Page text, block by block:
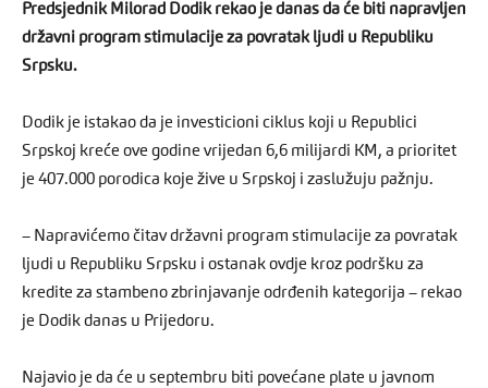
Predsjednik Milorad Dodik rekao je danas da će biti napravljen
državni program stimulacije za povratak ljudi u Republiku
Srpsku.
Dodik je istakao da je investicioni ciklus koji u Republici
Srpskoj kreće ove godine vrijedan 6,6 milijardi KM, a prioritet
je 407.000 porodica koje žive u Srpskoj i zaslužuju pažnju.
– Napravićemo čitav državni program stimulacije za povratak
ljudi u Republiku Srpsku i ostanak ovdje kroz podršku za
kredite za stambeno zbrinjavanje odrđenih kategorija – rekao
je Dodik danas u Prijedoru.
Najavio je da će u septembru biti povećane plate u javnom